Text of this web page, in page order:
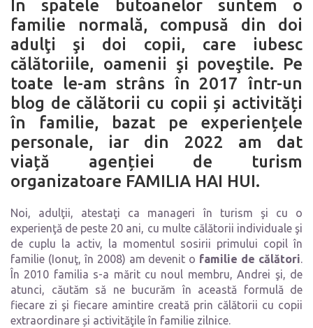
In spatele butoanelor suntem o
familie normală, compusă din doi
adulţi şi doi copii, care iubesc
călătoriile, oamenii şi poveştile. Pe
toate le-am strâns în 2017 într-un
blog de călătorii cu copii și activități
în familie, bazat pe experiențele
personale, iar din 2022 am dat
viață agenției de turism
organizatoare FAMILIA HAI HUI.
Noi, adulţii, atestaţi ca manageri în turism şi cu o
experienţă de peste 20 ani, cu multe călătorii individuale şi
de cuplu la activ, la momentul sosirii primului copil în
familie (Ionuţ, în 2008) am devenit o familie de călători.
În 2010 familia s-a mărit cu noul membru, Andrei şi, de
atunci, căutăm să ne bucurăm în această formulă de
fiecare zi şi fiecare amintire creată prin călătorii cu copii
extraordinare și activităţile în familie zilnice.